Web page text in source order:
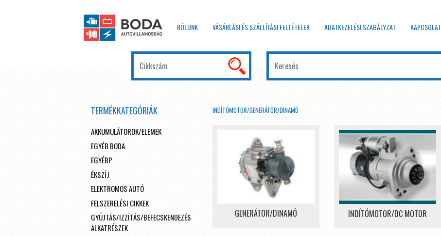
RÓLUNK VÁSÁRLÁSI ÉS SZÁLLÍTÁSI FELTÉTELEK ADATKEZELÉSI SZABÁLYZAT KAPCSOLAT
INDÍTÓMOTOR/GENERÁTOR/DINAMÓ
GENERÁTOR/DINAMÓ INDÍTÓMOTOR/DC MOTOR
TERMÉKKATEGÓRIÁK
AKKUMULÁTOROK/ELEMEK
EGYÉB BODA
EGYÉBP
ÉKSZÍJ
ELEKTROMOS AUTÓ
FELSZERELÉSI CIKKEK
GYÚJTÁS/IZZÍTÁS/BEFECSKENDEZÉS
ALKATRÉSZEK